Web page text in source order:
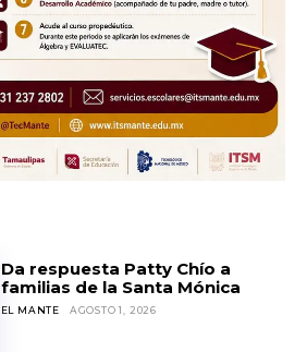
Da respuesta Patty Chío a
familias de la Santa Mónica
EL MANTE AGOSTO 1, 2026